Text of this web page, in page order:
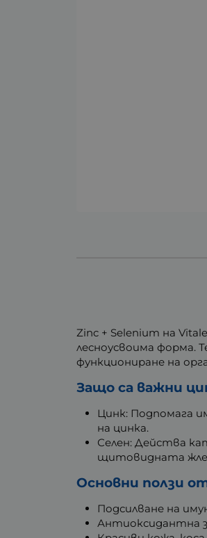
Zinc + Selenium на
лесноусвоима форма.
функциониране на
Защо са важни
Цинк: Подпомага
на цинка.
Селен: Действа
щитовидната
Основни ползи
Подсилване на
Антиоксидантна